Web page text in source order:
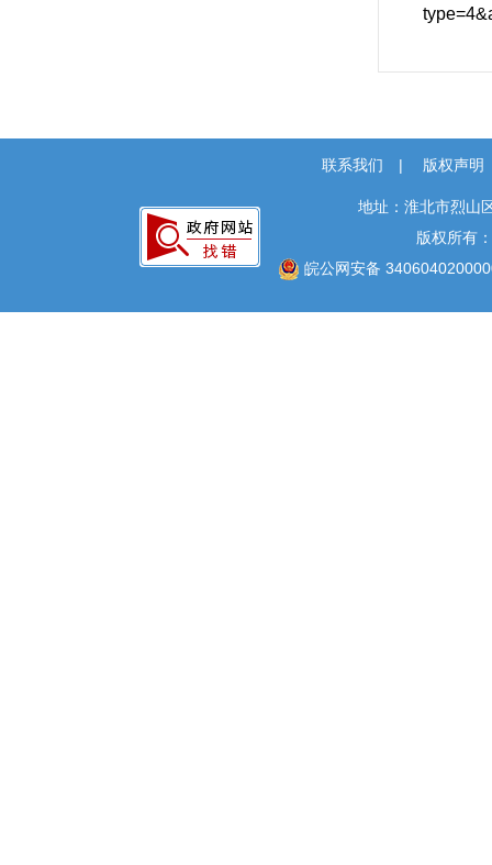
联
邮
不受理
联系我们 | 版权声明
地址：淮北市烈山
版权所有
皖公网安备